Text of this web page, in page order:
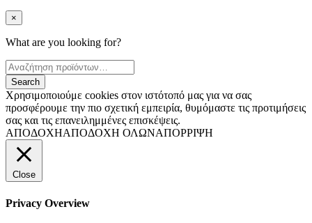
×
What are you looking for?
Χρησιμοποιούμε cookies στον ιστότοπό μας για να σας
προσφέρουμε την πιο σχετική εμπειρία, θυμόμαστε τις προτιμήσεις
σας και τις επανειλημμένες επισκέψεις.
ΑΠΟΔΟΧΗΑΠΟΔΟΧΗ ΟΛΩΝΑΠΟΡΡΙΨΗ
Close
Privacy Overview